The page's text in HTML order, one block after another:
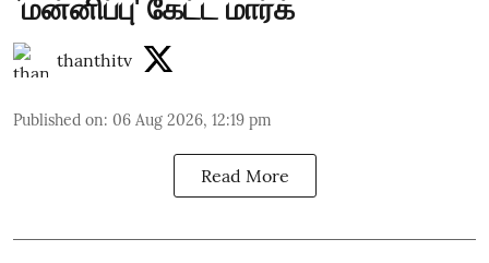
`மன்னிப்பு' கேட்ட மார்க்
thanthitv
Published on: 06 Aug 2026, 12:19 pm
Read More